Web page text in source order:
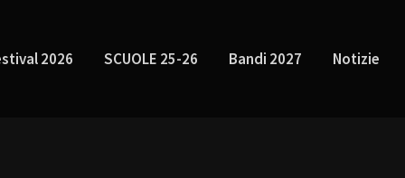
2026 SCUOLE 25-26 Bandi 2027 Notizie